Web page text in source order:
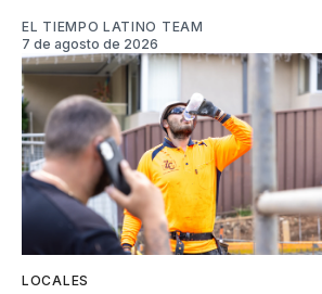
EL TIEMPO LATINO TEAM
7 de agosto de 2026
LOCALES